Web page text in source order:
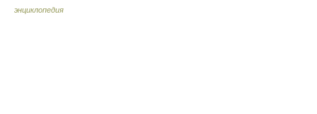
энциклопедия